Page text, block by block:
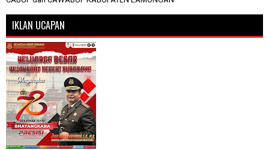
IKLAN UCAPAN